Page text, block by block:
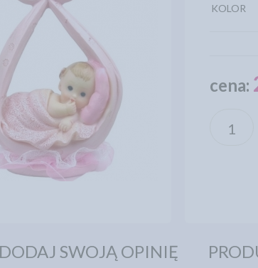
KOLOR
cena:
DODAJ SWOJĄ OPINIĘ